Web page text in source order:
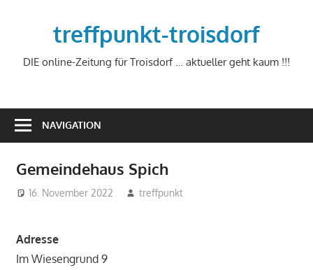
treffpunkt-troisdorf
DIE online-Zeitung für Troisdorf … aktueller geht kaum !!!
NAVIGATION
Gemeindehaus Spich
16. November 2022 treffpunkt
Adresse
Im Wiesengrund 9